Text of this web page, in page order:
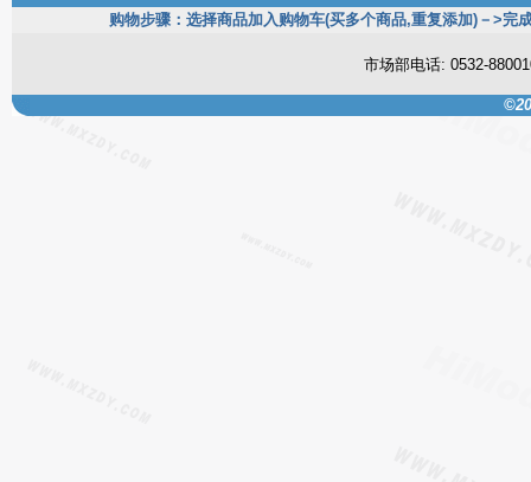
购物步骤：选择商品加入购物车(买多个商品,重复添加)－>
市场部电话: 0532-